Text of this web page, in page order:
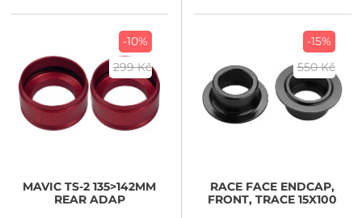
-10%
299 Kč
MAVIC TS-2 135>142MM
REAR ADAP
-15%
550 Kč
RACE FACE ENDCAP,
FRONT, TRACE 15X100